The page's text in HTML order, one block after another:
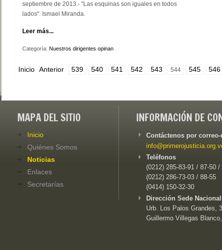
septiembre de 2013.- "Las esquinas son iguales en todos
lados". Ismael Miranda.
Leer más...
Categoría: Nuestros dirigentes opinan
Inicio Anterior 539 540 541 542 543 544 545 546
MAPA DEL SITIO
Inicio
Quiénes Somos
Noticias
Enlaces
Secretarías
INFORMACIÓN DE
Contáctenos por
Teléfonos
(0212) 285-83-91 / 87-50 /
(0212) 286-73-03 / 88-55
(0414) 150-32-30
Dirección Sede
Urb. Los Palos Grandes,
Guillermo Villegas